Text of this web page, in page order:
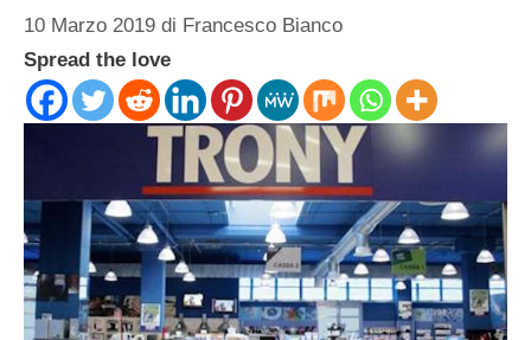
10 Marzo 2019 di Francesco Bianco
Spread the love